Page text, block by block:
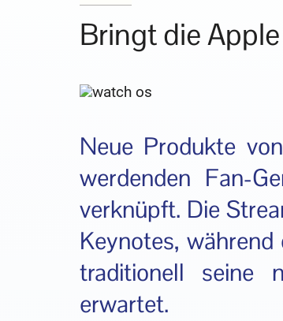
Bringt die
Neue Produkte
werdenden Fan-
verknüpft. Die
Keynotes,
traditionell seine
erwartet.